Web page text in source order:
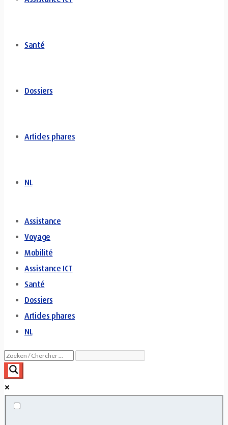
Santé
Dossiers
Articles phares
NL
Assistance
Voyage
Mobilité
Assistance ICT
Santé
Dossiers
Articles phares
NL